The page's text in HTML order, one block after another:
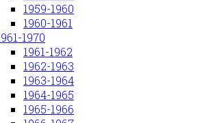
1959-1960
1960-1961
1970
1961-1962
1962-1963
1963-1964
1964-1965
1965-1966